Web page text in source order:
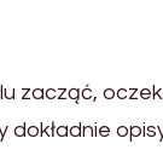
zacząć,